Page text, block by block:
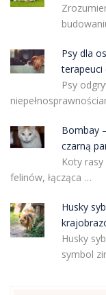
Psy dla
terapeuci
Psy
Bombay
czarną
Koty
felinów, łącząca …
Husky
Husky
symbol